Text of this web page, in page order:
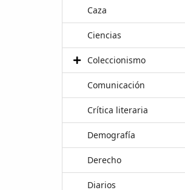
Caza
Ciencias
Coleccionismo
Comunicación
Crítica literaria
Demografía
Derecho
Diarios